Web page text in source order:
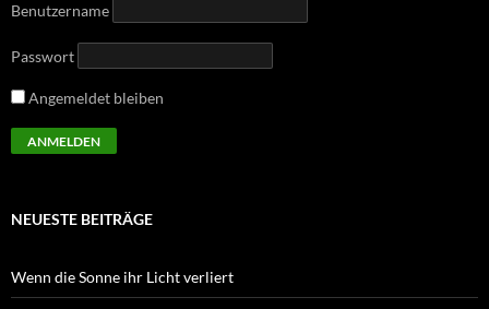
Benutzername
Passwort
Angemeldet bleiben
NEUESTE BEITRÄGE
Wenn die Sonne ihr Licht verliert